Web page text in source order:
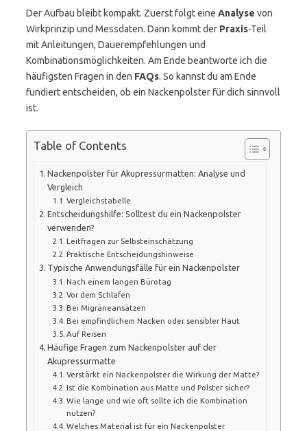
Der Aufbau bleibt kompakt. Zuerst folgt eine Analyse von
Wirkprinzip und Messdaten. Dann kommt der Praxis-Teil
mit Anleitungen, Dauerempfehlungen und
Kombinationsmöglichkeiten. Am Ende beantworte ich die
häufigsten Fragen in den FAQs. So kannst du am Ende
fundiert entscheiden, ob ein Nackenpolster für dich sinnvoll
ist.
Table of Contents
Nackenpolster für Akupressurmatten: Analyse und
Vergleich
Vergleichstabelle
Entscheidungshilfe: Solltest du ein Nackenpolster
verwenden?
Leitfragen zur Selbsteinschätzung
Praktische Entscheidungshinweise
Typische Anwendungsfälle für ein Nackenpolster
Nach einem langen Bürotag
Vor dem Schlafen
Bei Migräneansätzen
Bei empfindlichem Nacken oder sensibler Haut
Auf Reisen
Häufige Fragen zum Nackenpolster auf der
Akupressurmatte
Verstärkt ein Nackenpolster die Wirkung der Matte?
Ist die Kombination aus Matte und Polster sicher?
Wie lange und wie oft sollte ich die Kombination
nutzen?
Welches Material ist für ein Nackenpolster